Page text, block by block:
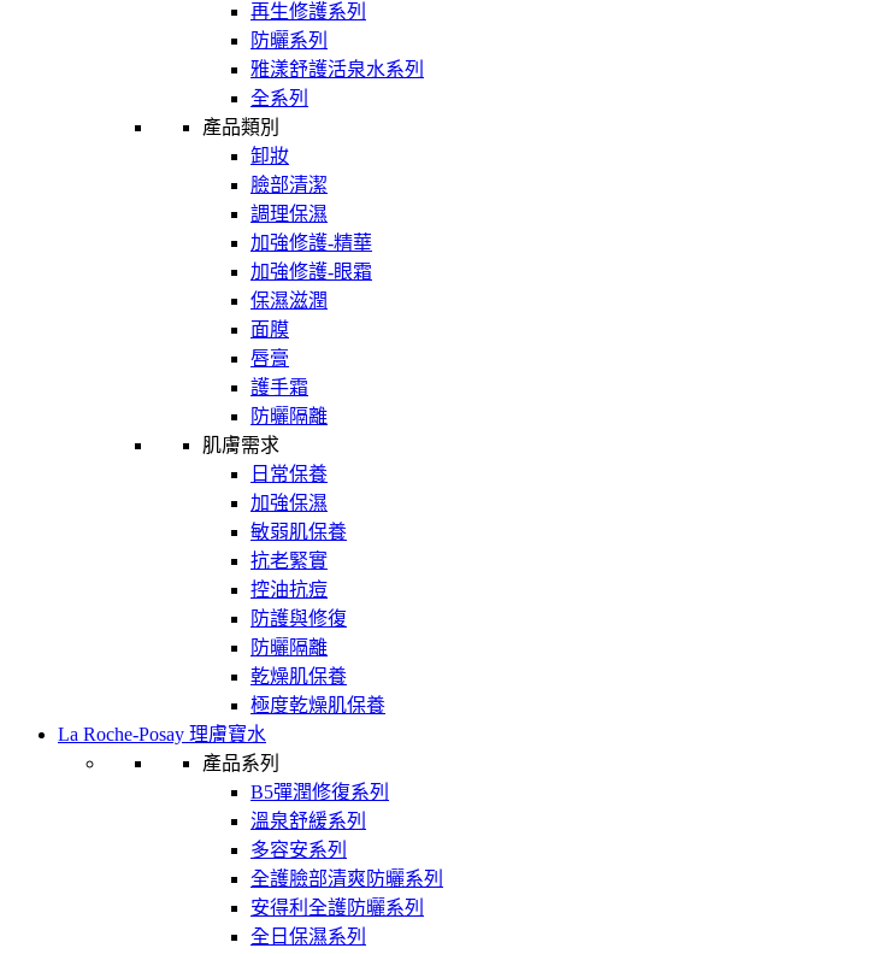
再生修護系列
防曬系列
雅漾舒護活泉水系列
全系列
產品類別
卸妝
臉部清潔
調理保濕
加強修護-精華
加強修護-眼霜
保濕滋潤
面膜
唇膏
護手霜
防曬隔離
肌膚需求
日常保養
加強保濕
敏弱肌保養
抗老緊實
控油抗痘
防護與修復
防曬隔離
乾燥肌保養
極度乾燥肌保養
La Roche-Posay 理膚寶水
產品系列
B5彈潤修復系列
溫泉舒緩系列
多容安系列
全護臉部清爽防曬系列
安得利全護防曬系列
全日保濕系列